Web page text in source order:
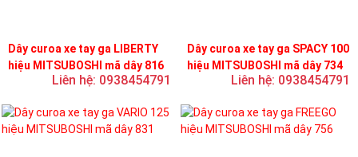
Dây curoa xe tay ga LIBERTY
hiệu MITSUBOSHI mã dây 816
Liên hệ: 0938454791
Dây curoa xe tay ga SPACY 100
hiệu MITSUBOSHI mã dây 734
Liên hệ: 0938454791